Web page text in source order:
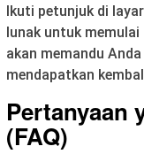
Ikuti petunjuk di
lunak untuk
akan memandu
mendapatkan
Pertanyaan
(FAQ)